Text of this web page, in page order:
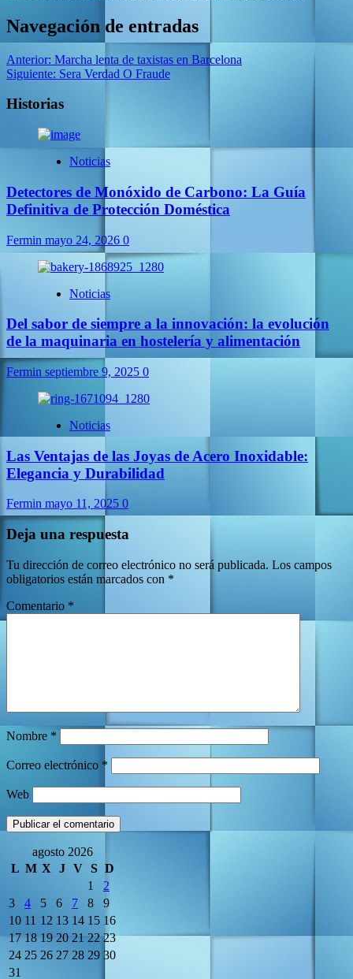
Navegación de entradas
Anterior: Marcha lenta de taxistas en Barcelona
Siguiente: Sera Verdad O Fraude
Historias
Noticias
Detectores de Monóxido de Carbono: La Guía
Definitiva de Protección Doméstica
Fermin mayo 24, 2026 0
Noticias
Del sabor de siempre a la innovación: la evolución
de la maquinaria en hostelería y alimentación
Fermin septiembre 9, 2025 0
Noticias
Las Ventajas de las Joyas de Acero Inoxidable:
Elegancia y Durabilidad
Fermin mayo 11, 2025 0
Deja una respuesta
Tu dirección de correo electrónico no será publicada. Los campos
obligatorios están marcados con *
Comentario *
Nombre *
Correo electrónico *
Web
agosto 2026
L M X J V S D
1
2
3
4 5 6 7 8
9
10 11 12 13 14 15 16
17 18 19 20 21 22 23
24 25 26 27 28 29 30
31